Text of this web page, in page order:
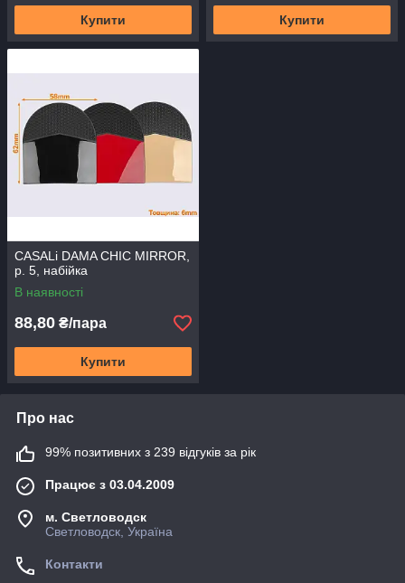
Купити Купити
CASALi DAMA CHIC MIRROR,
р. 5, набійка
В наявності
88,80 ₴/пара
Купити
Про нас
99% позитивних з 239 відгуків за рік
Працює з 03.04.2009
м. Светловодск
Светловодск, Україна
Контакти